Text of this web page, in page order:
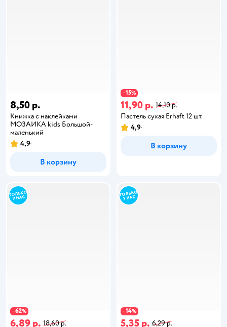
8,50 р.
Книжка с наклейками
МОЗАИКА kids Большой-
маленький
4,9
В корзину
−15%
11,90 р. 14,10 р.
Пастель сухая Erhaft 12 шт.
4,9
В корзину
−62%
6,89 р. 18,60 р.
−14%
5,35 р. 6,29 р.